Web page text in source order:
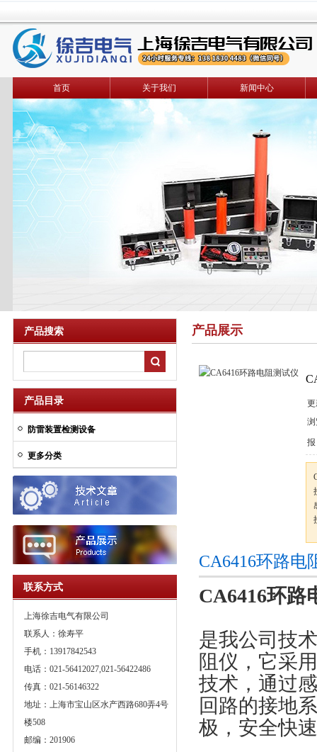
首页 关于我们 新闻中心
产品搜索
产品目录
防雷装置检测设备
更多分类
联系方式
上海徐吉电气有限公司
联系人：徐寿平
手机：13917842543
电话：021-56412027,021-56422486
传真：021-56146322
地址：上海市宝山区水产西路680弄4号
楼508
邮编：201906
产品展示
更
浏
CA6416环路电
CA6416环路
是我公司技
阻仪，它采
技术，通过
回路的接地
极，安全快